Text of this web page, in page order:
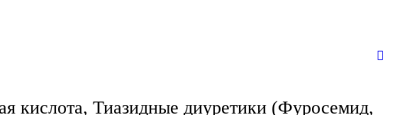
кислота, Тиазидные диуретики (Фуросемид,